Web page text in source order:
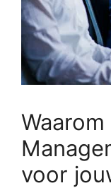
voor